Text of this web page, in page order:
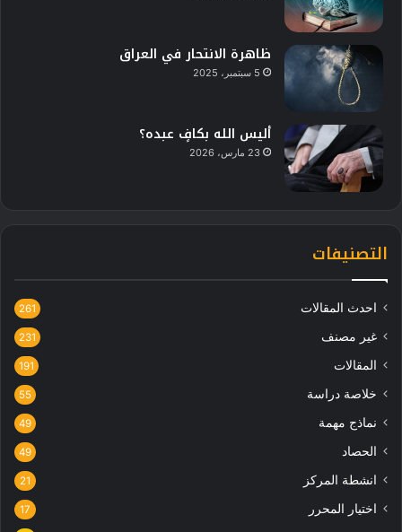
ظاهرة الانتحار في العراق
5 سبتمبر، 2025
أليس الله بكافٍ عبده؟
23 مارس، 2026
التصنيفات
احدث المقالات 261
غير مصنف 231
المقالات 191
خلاصة دراسة 55
نماذج مهمة 49
الحصاد 49
انشطة المركز 21
اختيار المحرر 17